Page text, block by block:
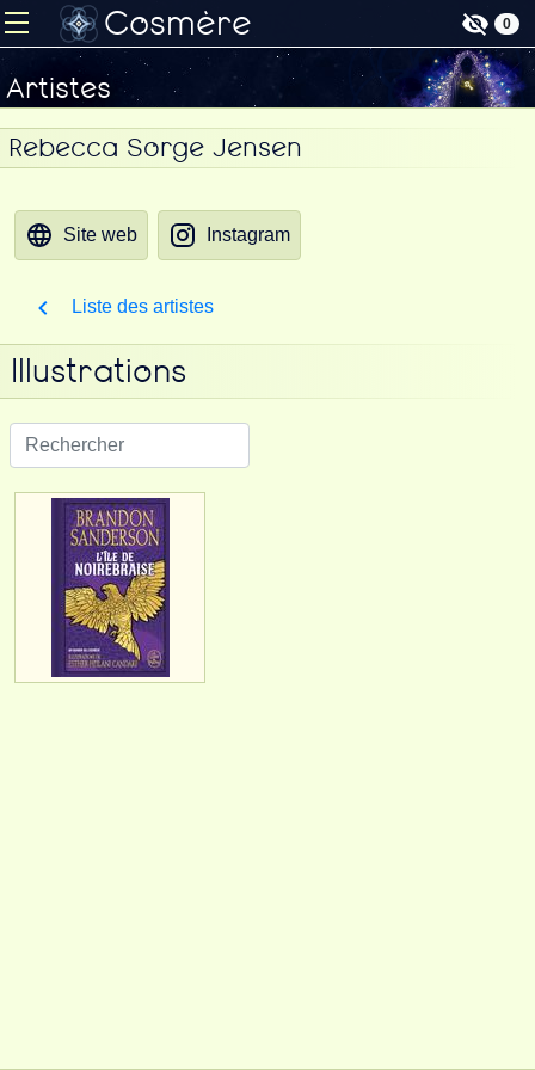
Cosmère 0
Artistes
Rebecca Sorge Jensen
Site web Instagram
Liste des artistes
Illustrations